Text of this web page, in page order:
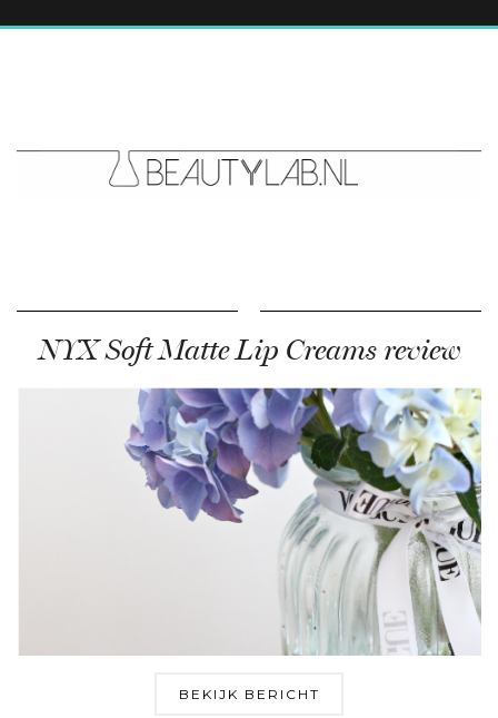
NYX Soft Matte Lip Creams review
BEKIJK BERICHT